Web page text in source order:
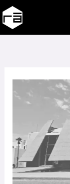
al
contenido
Sitio
Ciudad
Juárez